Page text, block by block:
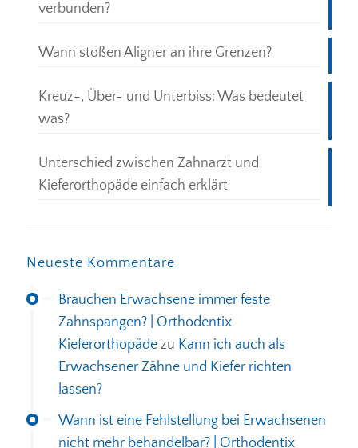
verbunden?
Wann stoßen Aligner an ihre Grenzen?
Kreuz-, Über- und Unterbiss: Was bedeutet
was?
Unterschied zwischen Zahnarzt und
Kieferorthopäde einfach erklärt
Neueste Kommentare
Brauchen Erwachsene immer feste
Zahnspangen? | Orthodentix
Kieferorthopäde zu Kann ich auch als
Erwachsener Zähne und Kiefer richten
lassen?
Wann ist eine Fehlstellung bei Erwachsenen
nicht mehr behandelbar? | Orthodentix